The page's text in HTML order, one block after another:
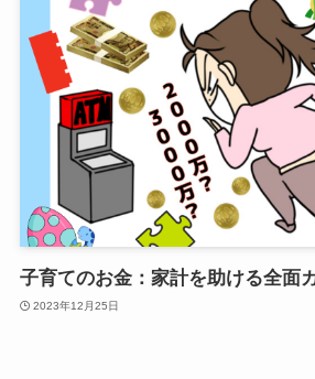
子育てのお金：家計を助ける全面
2023年12月25日